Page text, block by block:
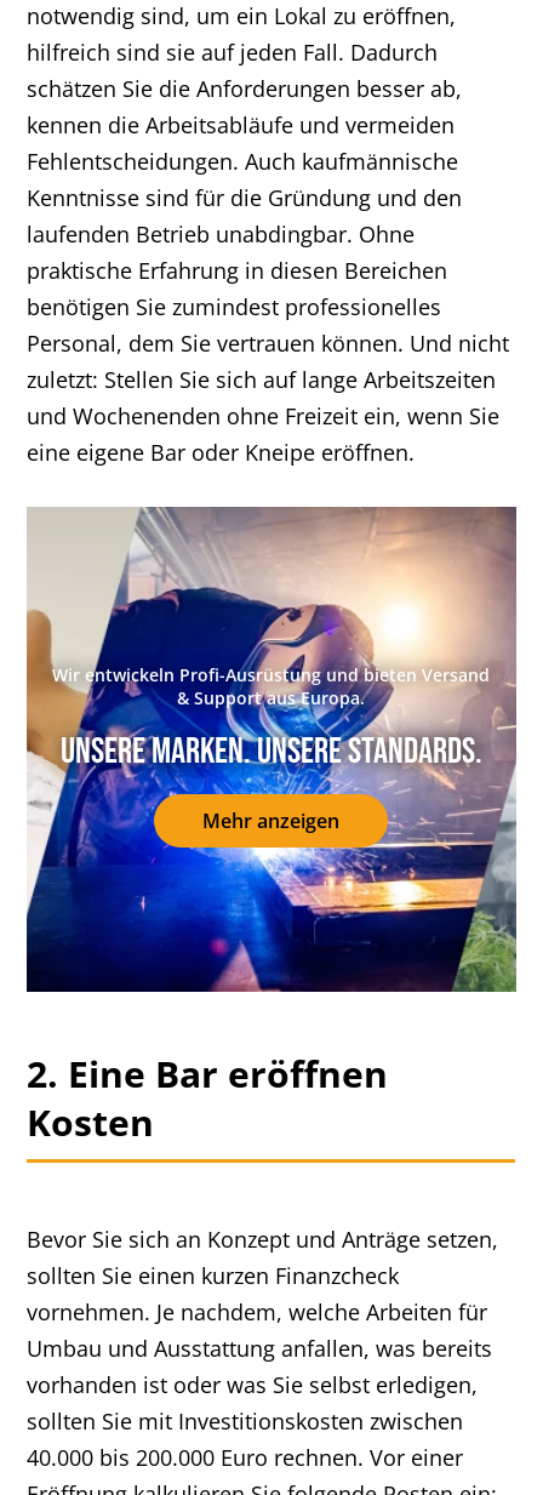
notwendig sind, um ein Lokal zu eröffnen,
hilfreich sind sie auf jeden Fall. Dadurch
schätzen Sie die Anforderungen besser ab,
kennen die Arbeitsabläufe und vermeiden
Fehlentscheidungen. Auch kaufmännische
Kenntnisse sind für die Gründung und den
laufenden Betrieb unabdingbar. Ohne
praktische Erfahrung in diesen Bereichen
benötigen Sie zumindest professionelles
Personal, dem Sie vertrauen können. Und nicht
zuletzt: Stellen Sie sich auf lange Arbeitszeiten
und Wochenenden ohne Freizeit ein, wenn Sie
eine eigene Bar oder Kneipe eröffnen.
Wir entwickeln Profi-Ausrüstung und bieten Versand
& Support aus Europa.
Unsere Marken. Unsere Standards.
Mehr anzeigen
2. Eine Bar eröffnen
Kosten
Bevor Sie sich an Konzept und Anträge setzen,
sollten Sie einen kurzen Finanzcheck
vornehmen. Je nachdem, welche Arbeiten für
Umbau und Ausstattung anfallen, was bereits
vorhanden ist oder was Sie selbst erledigen,
sollten Sie mit Investitionskosten zwischen
40.000 bis 200.000 Euro rechnen. Vor einer